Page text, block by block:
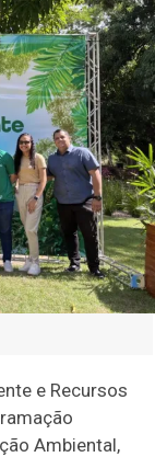
e Recursos
Ambiental,